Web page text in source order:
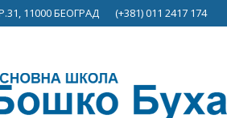
11000 БЕОГРАД (+381) 011 2417 174